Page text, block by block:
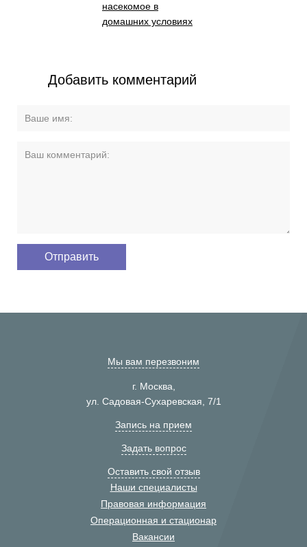
насекомое в
домашних условиях
Добавить комментарий
Мы вам перезвоним
г. Москва,
ул. Садовая-Сухаревская, 7/1
Запись на прием
Задать вопрос
Оставить свой отзыв
Наши специалисты
Правовая информация
Операционная и стационар
Вакансии